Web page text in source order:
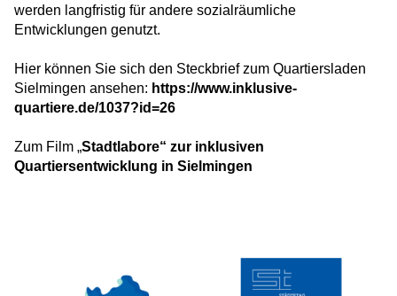
werden langfristig für andere sozialräumliche
Entwicklungen genutzt.
Hier können Sie sich den Steckbrief zum Quartiersladen
Sielmingen ansehen: https://www.inklusive-
quartiere.de/1037?id=26
Zum Film „Stadtlabore“ zur inklusiven
Quartiersentwicklung in Sielmingen